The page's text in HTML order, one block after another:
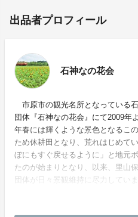
出品者プロフィール
石神なの花会
市原市の観光名所となっている
団体『石神なの花会』にて2009
年春には輝くような景色となるこ
ため休耕田となり、荒れはじめて
ぼにもすぐ戻せるように」と地元
たのが始まりとなり、以来、里山
団体が日々景観維持に尽力してい